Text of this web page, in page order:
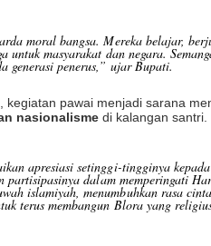
moral bangsa. Mereka belajar,
untuk masyarakat dan negara.
generasi penerus,” ujar Bupati.
kegiatan pawai menjadi sarana
nasionalisme di kalangan santri.
apresiasi setinggi-tingginya
partisipasinya dalam memperingati
islamiyah, menumbuhkan rasa
terus membangun Blora yang